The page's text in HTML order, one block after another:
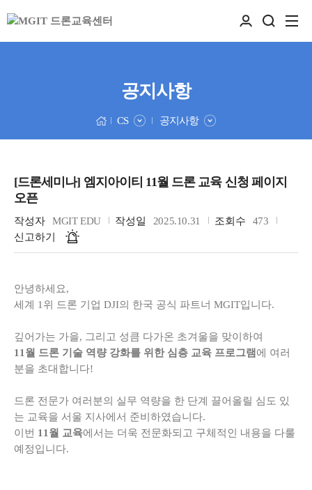
공지사항
CS 공지사항
[드론세미나] 엠지아이티 11월 드론 교육 신청 페이지
오픈
작성자 MGIT EDU 작성일 2025.10.31 조회수
473
신고하기
안녕하세요,
세계 1위 드론 기업 DJI의 한국 공식 파트너 MGIT입니다.
깊어가는 가을, 그리고 성큼 다가온 초겨울을 맞이하여
11월 드론 기술 역량 강화를 위한 심층 교육 프로그램 에 여러
분을 초대합니다!
드론 전문가 여러분의 실무 역량을 한 단계 끌어올릴 심도 있
는 교육을 서울 지사에서 준비하였습니다.
이번 11월 교육에서는 더욱 전문화되고 구체적인 내용을 다룰
예정입니다.